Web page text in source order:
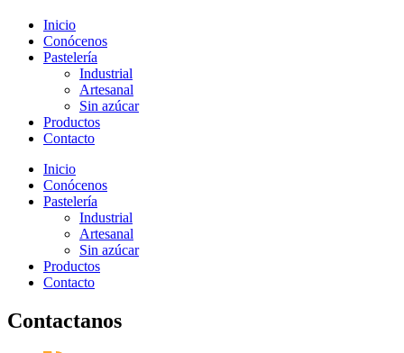
Inicio
Conócenos
Pastelería
Industrial
Artesanal
Sin azúcar
Productos
Contacto
Inicio
Conócenos
Pastelería
Industrial
Artesanal
Sin azúcar
Productos
Contacto
Contactanos